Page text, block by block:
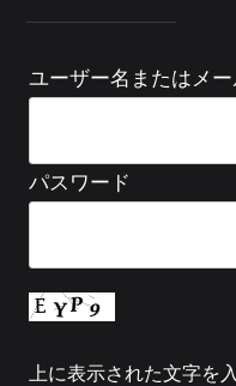
ユーザー名またはメ
パスワード
上に表示された文字を